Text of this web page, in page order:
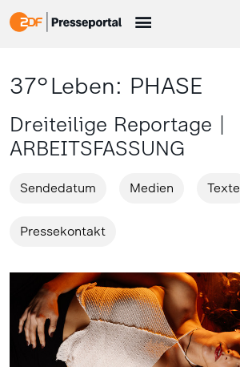
37°Leben: PHASE
Dreiteilige Reportage |
ARBEITSFASSUNG
Sendedatum Medien Texte
Pressekontakt